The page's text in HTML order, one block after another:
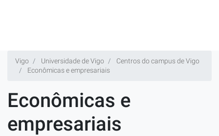
Vigo Universidade de Vigo
Centros do campus de Vigo
Econômicas e empresariais
Econômicas e
empresariais